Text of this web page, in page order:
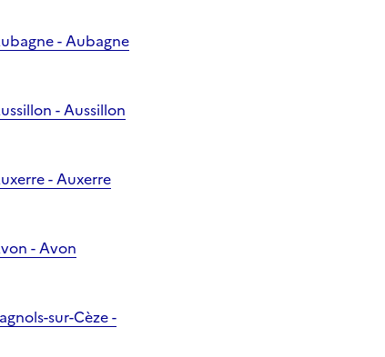
- Aubagne
- Aussillon
- Auxerre
- Avon
sur-Cèze -